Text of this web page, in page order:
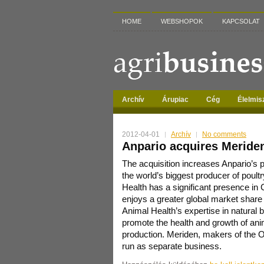
HOME WEBSHOPOK KAPCSOLAT
Archív Árupiac Cég
2012-04-01 Archív No comments
Anpario acquires
The acquisition increases Anpario’s
the world’s biggest producer of
Health has a significant presence in
enjoys a greater global market
Animal Health’s expertise in natural
promote the health and growth of
production. Meriden, makers of the
run as separate business.